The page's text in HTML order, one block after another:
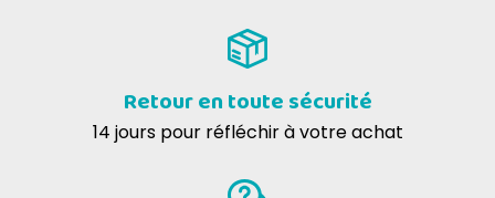
Retour en toute sécurité
14 jours pour réfléchir à votre achat